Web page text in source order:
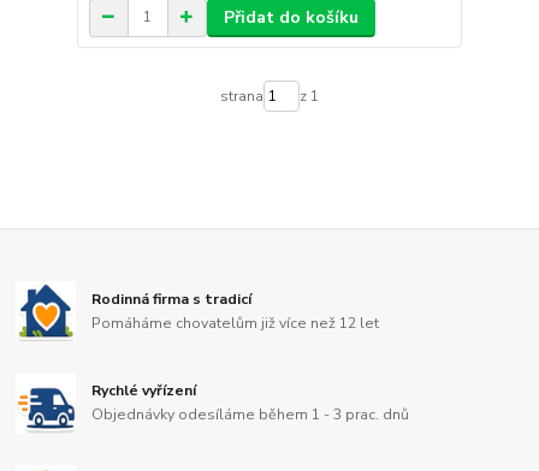
Přidat do košíku
strana z 1
Rodinná firma s tradicí
Pomáháme chovatelům již více než 12 let
Rychlé vyřízení
Objednávky odesíláme během 1 - 3 prac. dnů